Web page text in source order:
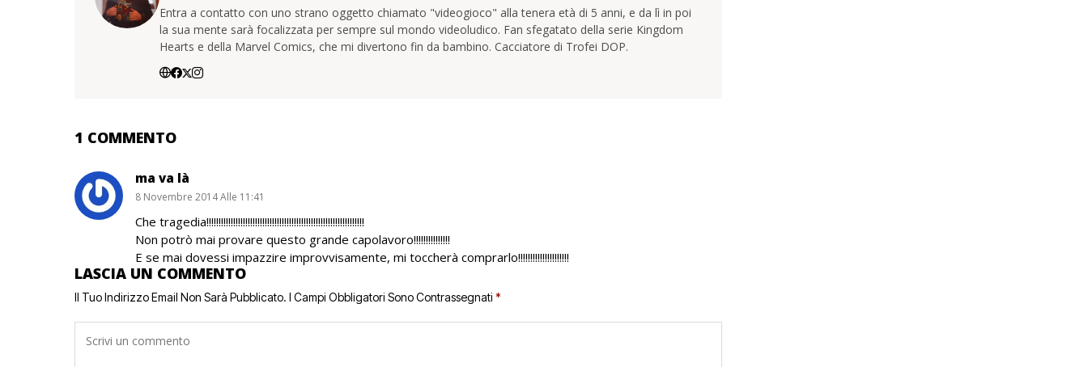
Entra a contatto con uno strano oggetto chiamato "videogioco" alla tenera età di 5 anni, e da lì in poi
la sua mente sarà focalizzata per sempre sul mondo videoludico. Fan sfegatato della serie Kingdom
Hearts e della Marvel Comics, che mi divertono fin da bambino. Cacciatore di Trofei DOP.
1 COMMENTO
ma va là
8 Novembre 2014 Alle 11:41
Che tragedia!!!!!!!!!!!!!!!!!!!!!!!!!!!!!!!!!!!!!!!!!!!!!!!!!!!!!!!!!!!!!!!!!
Non potrò mai provare questo grande capolavoro!!!!!!!!!!!!!!!
E se mai dovessi impazzire improvvisamente, mi toccherà comprarlo!!!!!!!!!!!!!!!!!!!!!
LASCIA UN COMMENTO
Il Tuo Indirizzo Email Non Sarà Pubblicato. I Campi Obbligatori Sono Contrassegnati *